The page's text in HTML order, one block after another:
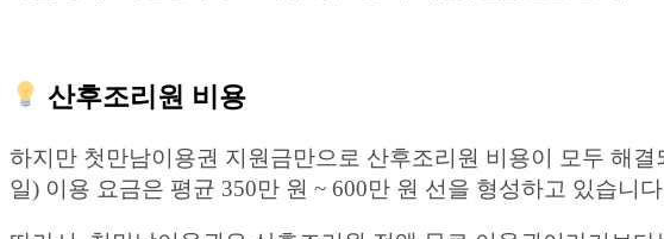
산후조리원 비용
하지만 첫만남이용권 지원금만으로 산후조리원 비용이 모두 해
일) 이용 요금은 평균 350만 원 ~ 600만 원 선을 형성하고 있습니